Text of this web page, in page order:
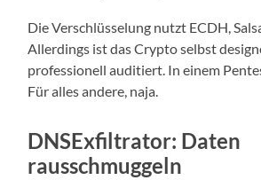
Die Verschlüsselung nutzt ECDH,
Allerdings ist das Crypto selbst
professionell auditiert. In einem
Für alles andere, naja.
DNSExfiltrator: Daten
rausschmuggeln